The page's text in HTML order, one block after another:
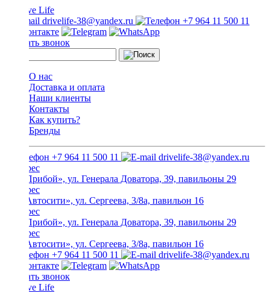
drivelife-38@yandex.ru +7 964 11 500 11
Заказать звонок
О нас
Доставка и оплата
Наши клиенты
Контакты
Как купить?
Бренды
+7 964 11 500 11 drivelife-38@yandex.ru
ТЦ «Прибой», ул. Генерала Доватора, 39, павильоны 29
ТЦ «Автосити», ул. Сергеева, 3/8а, павильон 16
ТЦ «Прибой», ул. Генерала Доватора, 39, павильоны 29
ТЦ «Автосити», ул. Сергеева, 3/8а, павильон 16
+7 964 11 500 11
drivelife-38@yandex.ru
Заказать звонок